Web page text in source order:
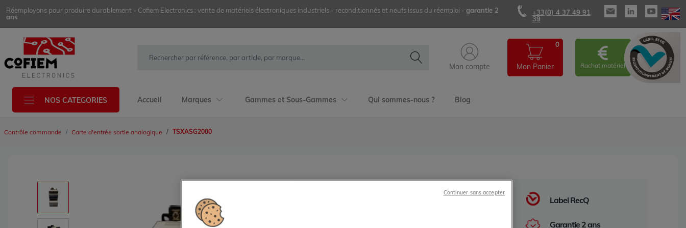
Réemployons pour produire durablement - Cofiem Electronics : vente de matériels électroniques industriels - reconditionnés et neufs issus du réemploi - garantie 2
ans
+33(0) 4 37 49 91
39
Mon compte Mon Panier
0
Rachat matériel
NOS CATEGORIES Accueil Marques Gammes et Sous-Gammes Qui sommes-nous ? Blog
Contrôle commande Carte d'entrée sortie analogique TSXASG2000
TSXASG2000
Label RecQ
Garantie 2 ans
Continuer sans accepter